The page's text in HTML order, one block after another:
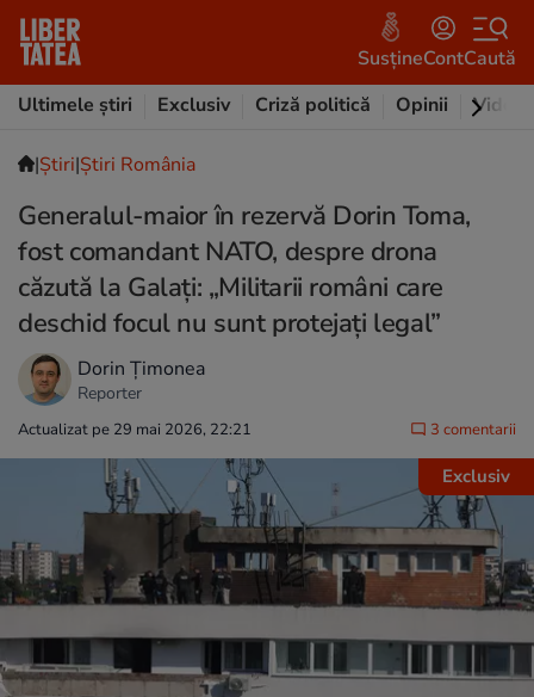
SusțineContCaută
Ultimele știri
Exclusiv Criză politică Opinii Video
|Ştiri|Știri România
Generalul-maior în rezervă Dorin Toma,
fost comandant NATO, despre drona
căzută la Galați: „Militarii români care
deschid focul nu sunt protejați legal”
Dorin Țimonea
Reporter
Actualizat pe 29 mai 2026, 22:21 3 comentarii
Exclusiv